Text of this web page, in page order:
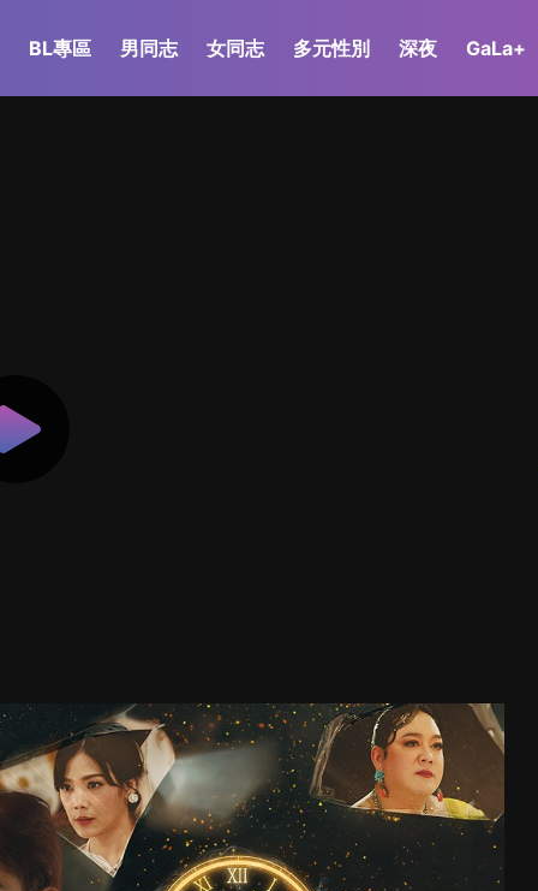
BL專區 男同志 女同志 多元性別 深夜 GaLa+